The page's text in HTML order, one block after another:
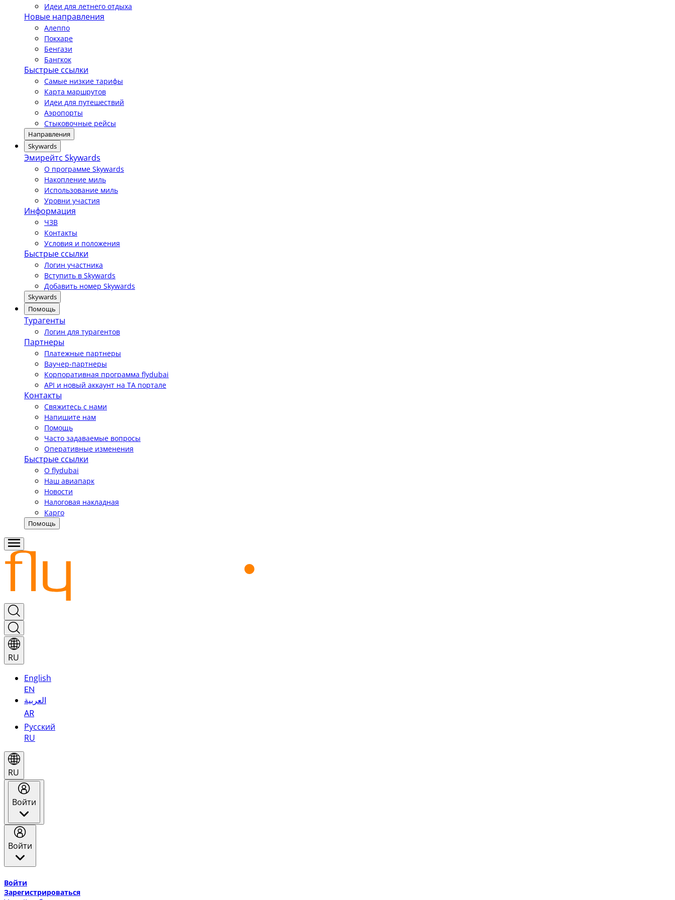
Идеи для летнего отдыха
Новые направления
Алеппо
Покхаре
Бенгази
Бангкок
Быстрые ссылки
Самые низкие тарифы
Карта маршрутов
Идеи для путешествий
Аэропорты
Стыковочные рейсы
Направления
Skywards
Эмирейтс Skywards
О программе Skywards
Накопление миль
Использование миль
Уровни участия
Информация
ЧЗВ
Контакты
Условия и положения
Быстрые ссылки
Логин участника
Вступить в Skywards
Добавить номер Skywards
Skywards
Помощь
Турагенты
Логин для турагентов
Партнеры
Платежные партнеры
Ваучер-партнеры
Корпоративная программа flydubai
API и новый аккаунт на TA портале
Контакты
Свяжитесь с нами
Напишите нам
Помощь
Часто задаваемые вопросы
Оперативные изменения
Быстрые ссылки
О flydubai
Наш авиапарк
Новости
Налоговая накладная
Карго
Помощь
RU
English
EN
العربية
AR
Русский
RU
RU
Войти
Войти
Войти
Зарегистрироваться